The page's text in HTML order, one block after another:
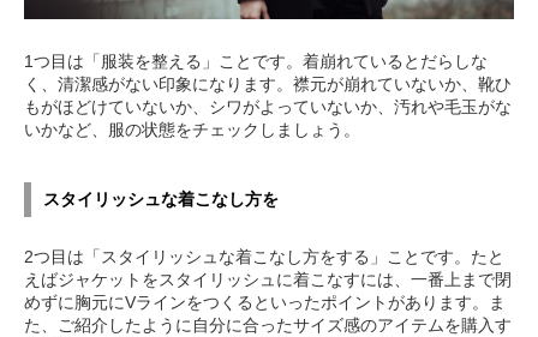
1つ目は「服装を整える」ことです。着崩れているとだらしな
く、清潔感がない印象になります。襟元が崩れていないか、靴ひ
もがほどけていないか、シワがよっていないか、汚れや毛玉がな
いかなど、服の状態をチェックしましょう。
スタイリッシュな着こなし方を
2つ目は「スタイリッシュな着こなし方をする」ことです。たと
えばジャケットをスタイリッシュに着こなすには、一番上まで閉
めずに胸元にVラインをつくるといったポイントがあります。ま
た、ご紹介したように自分に合ったサイズ感のアイテムを購入す